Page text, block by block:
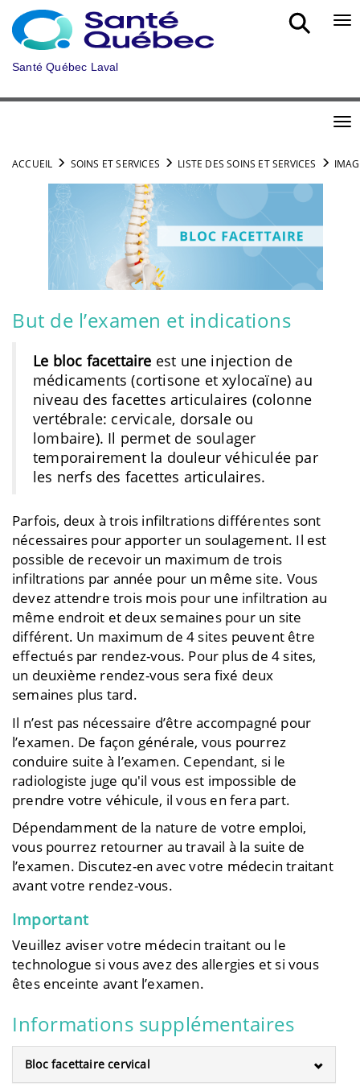
Aller au menu principal
Santé Québec Laval
ACCUEIL SOINS ET SERVICES LISTE DES SOINS ET SERVICES
But de l’examen et indications
Le bloc facettaire est une injection de
médicaments (cortisone et xylocaïne) au
niveau des facettes articulaires (colonne
vertébrale: cervicale, dorsale ou
lombaire). Il permet de soulager
temporairement la douleur véhiculée par
les nerfs des facettes articulaires.
Parfois, deux à trois infiltrations différentes sont
nécessaires pour apporter un soulagement. Il est
possible de recevoir un maximum de trois
infiltrations par année pour un même site. Vous
devez attendre trois mois pour une infiltration au
même endroit et deux semaines pour un site
différent. Un maximum de 4 sites peuvent être
effectués par rendez-vous. Pour plus de 4 sites,
un deuxième rendez-vous sera fixé deux
semaines plus tard.
Il n’est pas nécessaire d’être accompagné pour
l’examen. De façon générale, vous pourrez
conduire suite à l’examen. Cependant, si le
radiologiste juge qu'il vous est impossible de
prendre votre véhicule, il vous en fera part.
Dépendamment de la nature de votre emploi,
vous pourrez retourner au travail à la suite de
l’examen. Discutez-en avec votre médecin traitant
avant votre rendez-vous.
Important
Veuillez aviser votre médecin traitant ou le
technologue si vous avez des allergies et si vous
êtes enceinte avant l’examen.
Informations supplémentaires
Bloc facettaire cervical